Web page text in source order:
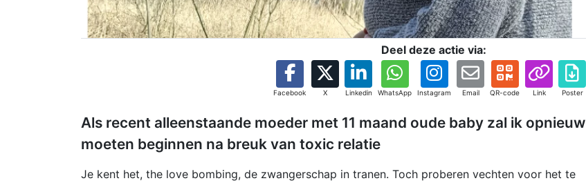
Deel deze actie via:
Facebook X Linkedin WhatsApp Instagram Email QR-code Link Poster
Als recent alleenstaande moeder met 11 maand oude baby zal ik opnieuw
moeten beginnen na breuk van toxic relatie
Je kent het, the love bombing, de zwangerschap in tranen. Toch proberen vechten voor het te